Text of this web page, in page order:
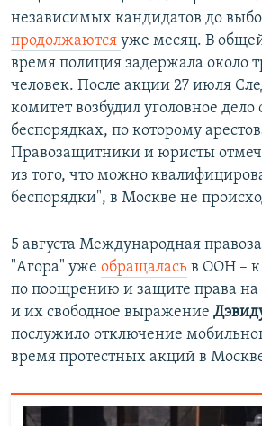
независимых кандидатов до
продолжаются уже месяц. В
время полиция задержала около
человек. После акции 27 июля
комитет возбудил уголовное
беспорядках, по которому
Правозащитники и юристы
из того, что можно
беспорядки", в Москве не
5 августа Международная
"Агора" уже обращалась в ООН – к
по поощрению и защите права на
и их свободное выражение
послужило отключение
время протестных акций в